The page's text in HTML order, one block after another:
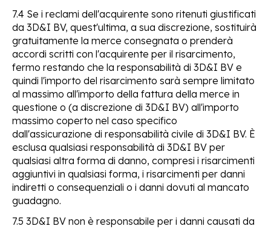
7.4 Se i reclami dell'acquirente sono ritenuti giustificati
da 3D&I BV, quest'ultima, a sua discrezione, sostituirà
gratuitamente la merce consegnata o prenderà
accordi scritti con l'acquirente per il risarcimento,
fermo restando che la responsabilità di 3D&I BV e
quindi l'importo del risarcimento sarà sempre limitato
al massimo all'importo della fattura della merce in
questione o (a discrezione di 3D&I BV) all'importo
massimo coperto nel caso specifico
dall'assicurazione di responsabilità civile di 3D&I BV. È
esclusa qualsiasi responsabilità di 3D&I BV per
qualsiasi altra forma di danno, compresi i risarcimenti
aggiuntivi in qualsiasi forma, i risarcimenti per danni
indiretti o consequenziali o i danni dovuti al mancato
guadagno.
7.5 3D&I BV non è responsabile per i danni causati da